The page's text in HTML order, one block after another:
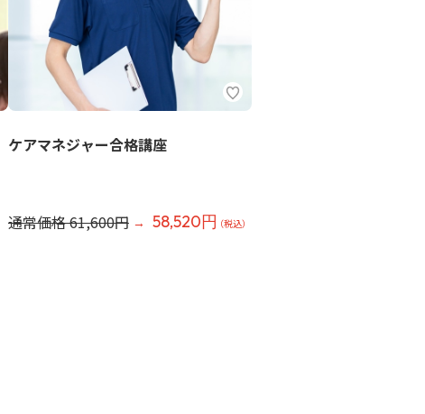
ケアマネジャー合格講座
58,520円
通常価格 61,600円